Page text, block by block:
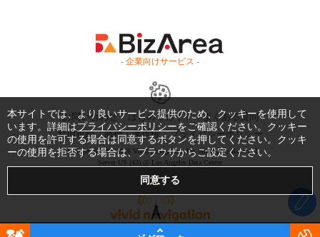
- 企業向けサービス -
お問い合わせ はじめてガイド
よくある質問
利用規約
商標・著作権 プライバシーポリシー
Copyright © 1999-2026 Vivid Navigation, Inc. All Rights Reserved.
Server US (43) @ Los Angeles Data Center
本サイトでは、より良いサービス提供のため、クッキーを使用して
います。詳細はプライバシーポリシーをご確認ください。クッキー
の使用を許可する場合は同意するボタンを押してください。クッキ
ーの使用を拒否する場合は、ブラウザからご設定ください。